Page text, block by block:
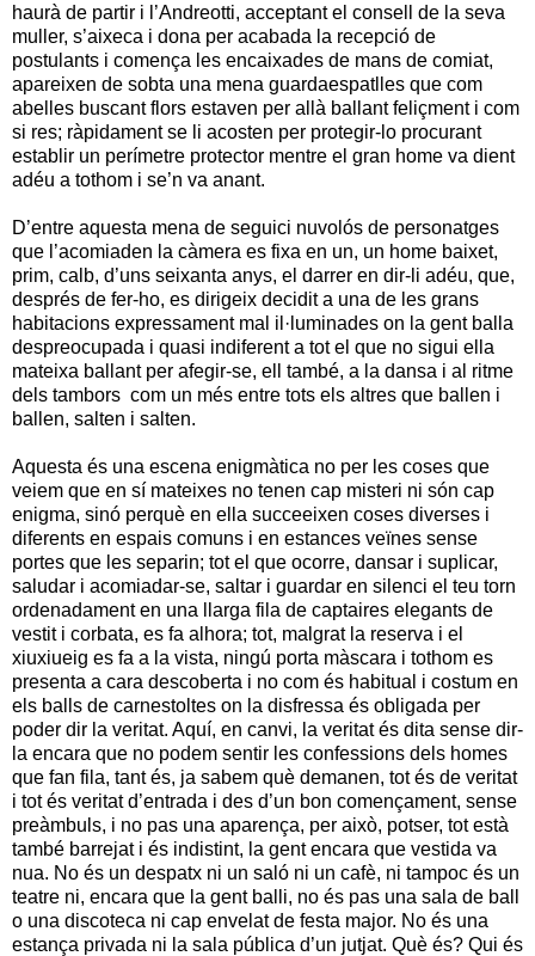
haurà de partir i l’Andreotti, acceptant el consell de la seva
muller, s’aixeca i dona per acabada la recepció de
postulants i comença les encaixades de mans de comiat,
apareixen de sobta una mena guardaespatlles que com
abelles buscant flors estaven per allà ballant feliçment i com
si res; ràpidament se li acosten per protegir-lo procurant
establir un perímetre protector mentre el gran home va dient
adéu a tothom i se’n va anant.
D’entre aquesta mena de seguici nuvolós de personatges
que l’acomiaden la càmera es fixa en un, un home baixet,
prim, calb, d’uns seixanta anys, el darrer en dir-li adéu, que,
després de fer-ho, es dirigeix decidit a una de les grans
habitacions expressament mal il·luminades on la gent balla
despreocupada i quasi indiferent a tot el que no sigui ella
mateixa ballant per afegir-se, ell també, a la dansa i al ritme
dels tambors com un més entre tots els altres que ballen i
ballen, salten i salten.
Aquesta és una escena enigmàtica no per les coses que
veiem que en sí mateixes no tenen cap misteri ni són cap
enigma, sinó perquè en ella succeeixen coses diverses i
diferents en espais comuns i en estances veïnes sense
portes que les separin; tot el que ocorre, dansar i suplicar,
saludar i acomiadar-se, saltar i guardar en silenci el teu torn
ordenadament en una llarga fila de captaires elegants de
vestit i corbata, es fa alhora; tot, malgrat la reserva i el
xiuxiueig es fa a la vista, ningú porta màscara i tothom es
presenta a cara descoberta i no com és habitual i costum en
els balls de carnestoltes on la disfressa és obligada per
poder dir la veritat. Aquí, en canvi, la veritat és dita sense dir-
la encara que no podem sentir les confessions dels homes
que fan fila, tant és, ja sabem què demanen, tot és de veritat
i tot és veritat d’entrada i des d’un bon començament, sense
preàmbuls, i no pas una aparença, per això, potser, tot està
també barrejat i és indistint, la gent encara que vestida va
nua. No és un despatx ni un saló ni un cafè, ni tampoc és un
teatre ni, encara que la gent balli, no és pas una sala de ball
o una discoteca ni cap envelat de festa major. No és una
estança privada ni la sala pública d’un jutjat. Què és? Qui és